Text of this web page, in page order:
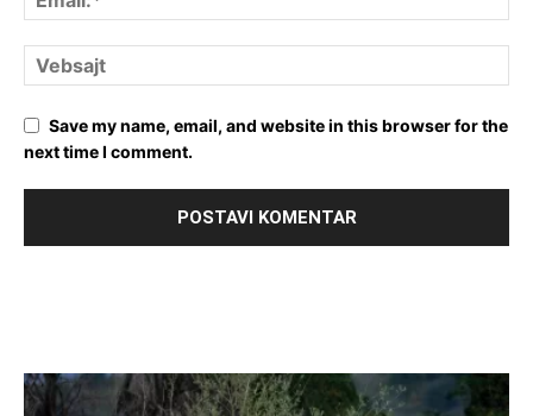
Save my name, email, and website in this browser for the
next time I comment.